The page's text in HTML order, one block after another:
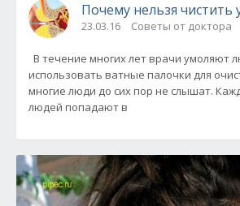
Почему нельзя
23.03.16 Советы от доктора
В течение многих лет врачи умоляют
использовать ватные палочки для
многие люди до сих пор не слышат.
людей попадают в